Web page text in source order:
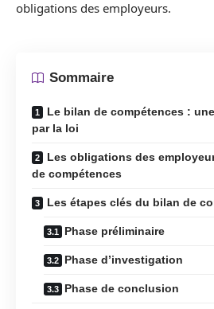
obligations des employeurs.
Sommaire
Le bilan de compétences :
par la loi
Les obligations des
de compétences
Les étapes clés du bilan de
Phase préliminaire
Phase d’investigation
Phase de conclusion